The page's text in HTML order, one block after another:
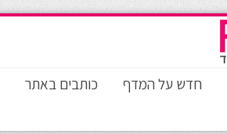
חדש על המדף כותבים באתר